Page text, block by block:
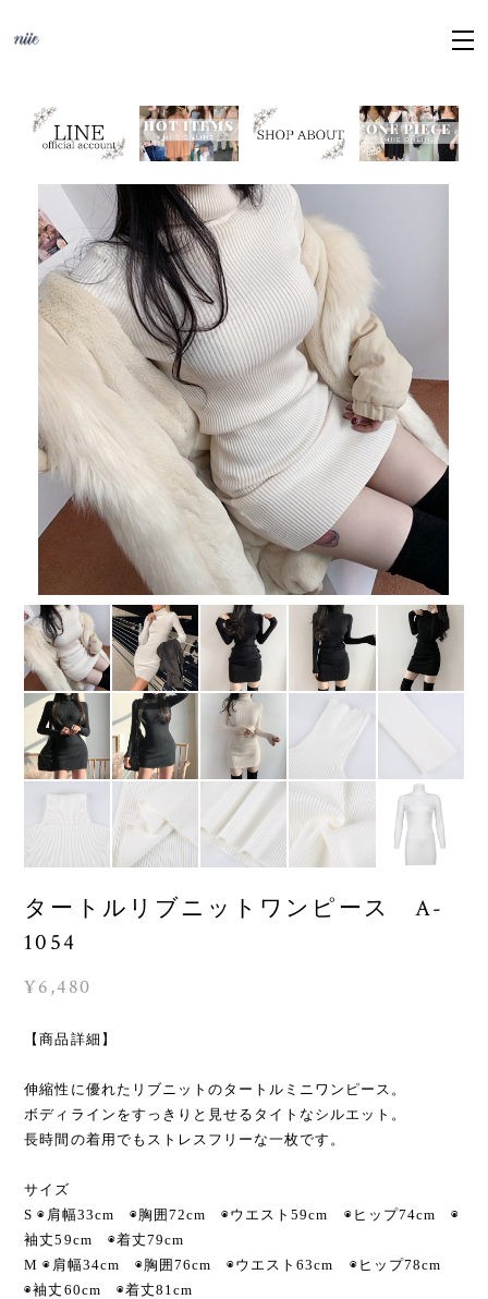
タートルリブニットワンピース A-
1054
¥6,480
【商品詳細】
伸縮性に優れたリブニットのタートルミニワンピース。
ボディラインをすっきりと見せるタイトなシルエット。
長時間の着用でもストレスフリーな一枚です。
サイズ
S ◉肩幅33cm ◉胸囲72cm ◉ウエスト59cm ◉ヒップ74cm ◉
袖丈59cm ◉着丈79cm
M ◉肩幅34cm ◉胸囲76cm ◉ウエスト63cm ◉ヒップ78cm
◉袖丈60cm ◉着丈81cm